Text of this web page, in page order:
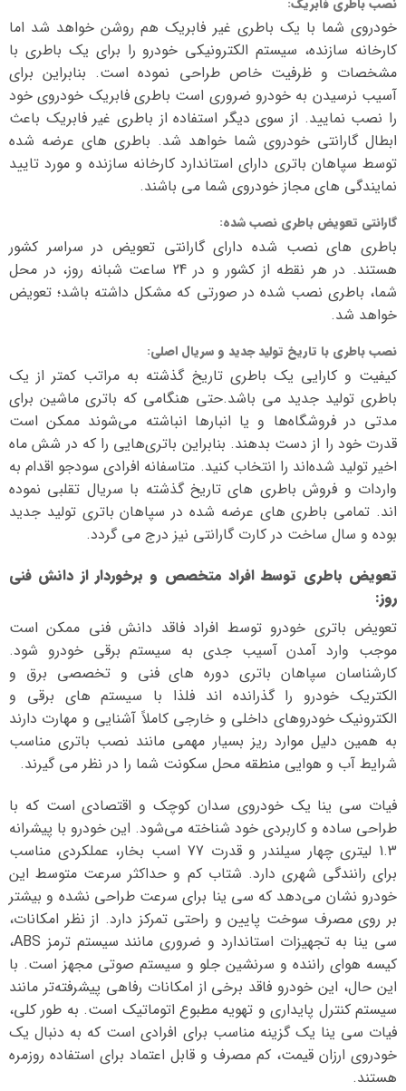
خودروی شما با یک باطری غیر فابریک هم روشن خواهد شد اما
کارخانه سازنده، سیستم الکترونیکی خودرو را برای یک باطری با
مشخصات و ظرفیت خاص طراحی نموده است. بنابراین برای
آسیب نرسیدن به خودرو ضروری است باطری فابریک خودروی خود
را نصب نمایید. از سوی دیگر استفاده از باطری غیر فابریک باعث
ابطال گارانتی خودروی شما خواهد شد. باطری های عرضه شده
توسط سپاهان باتری دارای استاندارد کارخانه سازنده و مورد تایید
نمایندگی های مجاز خودروی شما می باشند.
گارانتی تعویض باطری نصب شده:
باطری های نصب شده دارای گارانتی تعویض در سراسر کشور
هستند. در هر نقطه از کشور و در 24 ساعت شبانه روز، در محل
شما، باطری نصب شده در صورتی که مشکل داشته باشد؛ تعویض
خواهد شد.
نصب باطری با تاریخ تولید جدید و سریال اصلی:
کیفیت و کارایی یک باطری تاریخ گذشته به مراتب کمتر از یک
باطری تولید جدید می باشد.حتی هنگامی که باتری ماشین برای
مدتی در فروشگاه‌ها و یا انبارها انباشته می‌شوند ممکن است
قدرت خود را از دست بدهند. بنابراین باتری‌هایی را که در شش ماه
اخیر تولید شده‌اند را انتخاب کنید. متاسفانه افرادی سودجو اقدام به
واردات و فروش باطری های تاریخ گذشته با سریال تقلبی نموده
اند. تمامی باطری های عرضه شده در سپاهان باتری تولید جدید
بوده و سال ساخت در کارت گارانتی نیز درج می گردد.
تعویض باطری توسط افراد متخصص و برخوردار از دانش فنی
روز:
تعویض باتری خودرو توسط افراد فاقد دانش فنی ممکن است
موجب وارد آمدن آسیب جدی به سیستم برقی خودرو شود.
کارشناسان سپاهان باتری دوره های فنی و تخصصی برق و
الکتریک خودرو را گذرانده اند فلذا با سیستم های برقی و
الکترونیک خودروهای داخلی و خارجی کاملاً آشنایی و مهارت دارند
به همین دلیل موارد ریز بسیار مهمی مانند نصب باتری مناسب
شرایط آب و هوایی منطقه محل سکونت شما را در نظر می گیرند.
فیات سی ینا یک خودروی سدان کوچک و اقتصادی است که با
طراحی ساده و کاربردی خود شناخته می‌شود. این خودرو با پیشرانه
1.3 لیتری چهار سیلندر و قدرت 77 اسب بخار، عملکردی مناسب
برای رانندگی شهری دارد. شتاب کم و حداکثر سرعت متوسط این
خودرو نشان می‌دهد که سی ینا برای سرعت طراحی نشده و بیشتر
بر روی مصرف سوخت پایین و راحتی تمرکز دارد. از نظر امکانات،
سی ینا به تجهیزات استاندارد و ضروری مانند سیستم ترمز ABS،
کیسه هوای راننده و سرنشین جلو و سیستم صوتی مجهز است. با
این حال، این خودرو فاقد برخی از امکانات رفاهی پیشرفته‌تر مانند
سیستم کنترل پایداری و تهویه مطبوع اتوماتیک است. به طور کلی،
فیات سی ینا یک گزینه مناسب برای افرادی است که به دنبال یک
خودروی ارزان قیمت، کم مصرف و قابل اعتماد برای استفاده روزمره
هستند.